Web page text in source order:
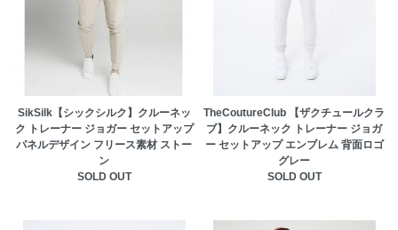
SikSilk【シックシルク】クルーネッ
ク トレーナー ジョガー セットアップ
パネルデザイン フリース素材 ストー
ン
SOLD OUT
TheCoutureClub 【ザクチュールクラ
ブ】クルーネック トレーナー ジョガ
ー セットアップ エンブレム 背面ロゴ
グレー
SOLD OUT